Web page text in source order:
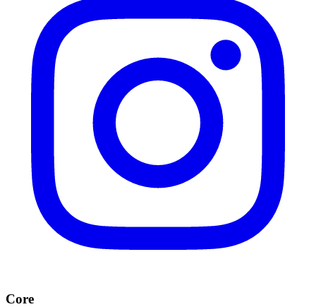
Core